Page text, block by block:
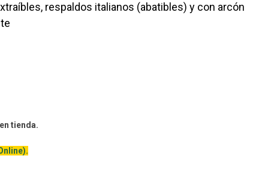
respaldos italianos (abatibles) y con arcón
tienda.